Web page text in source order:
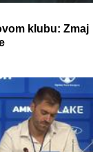
klubu: Zmaj